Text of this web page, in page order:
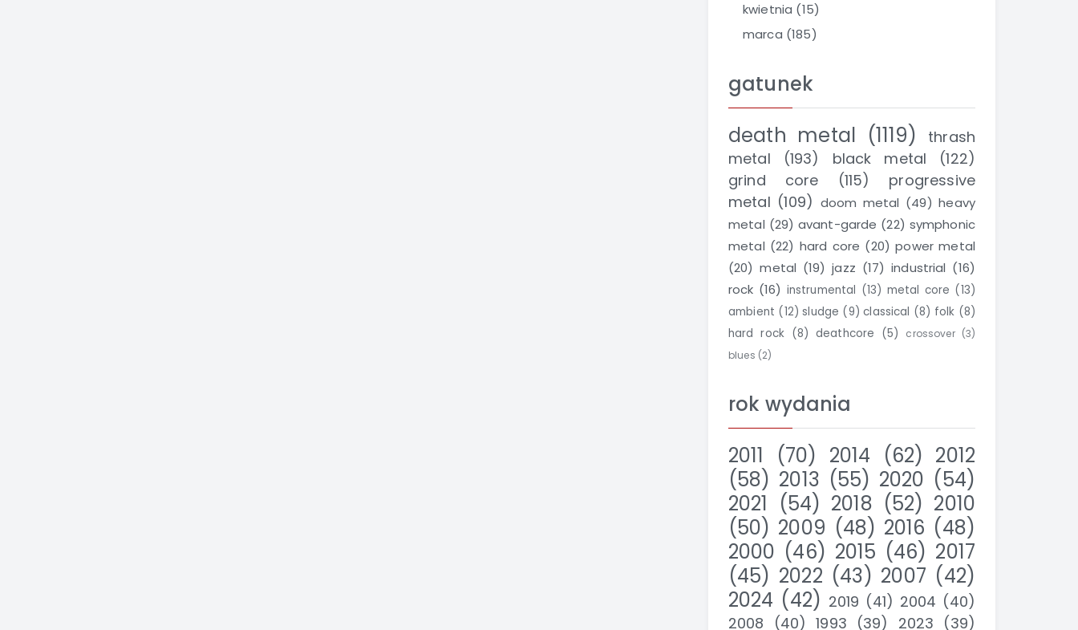
kwietnia (15)
marca (185)
gatunek
death metal (1119)
thrash
metal
(193) black metal
(122)
grind core
(115)
progressive
metal (109) doom metal (49) heavy
metal (29) avant-garde (22) symphonic
metal (22) hard core (20) power metal
(20) metal (19) jazz (17) industrial (16)
rock (16) instrumental (13) metal core (13)
ambient (12) sludge (9) classical (8) folk (8)
hard rock (8) deathcore (5) crossover (3)
blues (2)
rok wydania
2011
(70) 2014 (62) 2012
(58) 2013 (55) 2020 (54)
2021 (54) 2018 (52) 2010
(50) 2009 (48) 2016 (48)
2000 (46) 2015 (46) 2017
(45) 2022 (43) 2007 (42)
2024 (42) 2019 (41) 2004 (40)
2008
(40) 1993 (39) 2023 (39)